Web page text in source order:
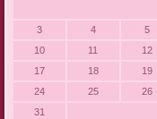
3
4 5
10
11 12
17
18 19
24
25 26
31